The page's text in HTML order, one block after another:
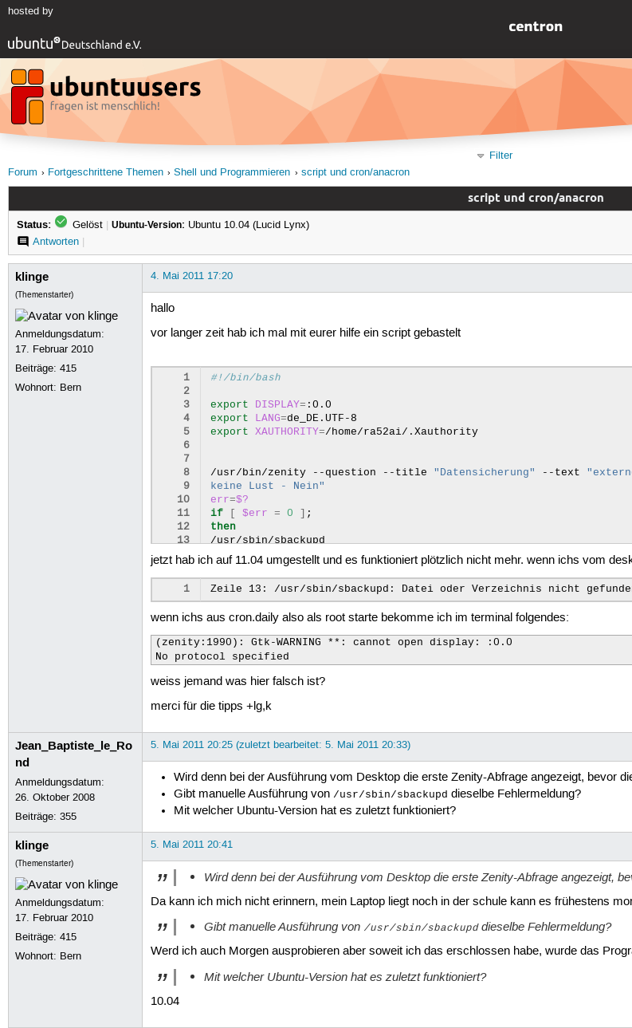
hosted by
Filter
Forum
Fortgeschrittene Themen Shell und Programmieren script und cron/anacron
script und cron/anacron
Status: Gelöst | Ubuntu-Version: Ubuntu 10.04 (Lucid Lynx)
Antworten|
klinge
(Themenstarter)
Anmeldungsdatum:
17. Februar 2010
Beiträge:415
Wohnort: Bern
4. Mai 2011 17:20
hallo
vor langer zeit hab ich mal mit eurer hilfe ein script gebastelt
1
2
3
4
5
6
7
8
9
10
11
12
13
14
16
17
#!/bin/bash
export DISPLAY=
export
LANG=
export
XAUTHORITY=
/usr/bin/zenity --question --title "Datensicherung" --text
keine Lust - Nein"
err=$?
if
$err = 0
;
then
/usr/sbin/sbackupd
/usr/bin/zenity
--info --text "genug gesichert [
/usr/bin/zenity --info --text "abgebrochen [$err]"
exit
jetzt hab ich auf 11.04 umgestellt und es funktioniert plötzlich nicht mehr. wenn ichs vom
1
wenn ichs aus cron.daily also als root starte bekomme ich im terminal folgendes:
(zenity:1990): Gtk-WARNING **: cannot open display: :0.0
No protocol specified
weiss jemand was hier falsch ist?
merci für die tipps +lg,k
Jean_Baptiste_le_Ro
nd
Anmeldungsdatum:
26. Oktober 2008
Beiträge:355
5. Mai 2011 20:25 (zuletzt bearbeitet: 5. Mai 2011 20:33)
Wird denn bei der Ausführung vom Desktop die erste Zenity-Abfrage angezeigt, bevor
Gibt manuelle Ausführung von /usr/sbin/sbackupd dieselbe Fehlermeldung?
Mit welcher Ubuntu-Version hat es zuletzt funktioniert?
klinge
(Themenstarter)
Anmeldungsdatum:
17. Februar 2010
Beiträge:415
Wohnort: Bern
5. Mai 2011 20:41
Wird denn bei der Ausführung vom Desktop die erste Zenity-Abfrage angezeigt,
Da kann ich mich nicht erinnern, mein Laptop liegt noch in der schule kann es frühestens
Gibt manuelle Ausführung von /usr/sbin/sbackupddieselbe Fehlermeldung?
Werd ich auch Morgen ausprobieren aber soweit ich das erschlossen habe, wurde das
Mit welcher Ubuntu-Version hat es zuletzt funktioniert?
10.04